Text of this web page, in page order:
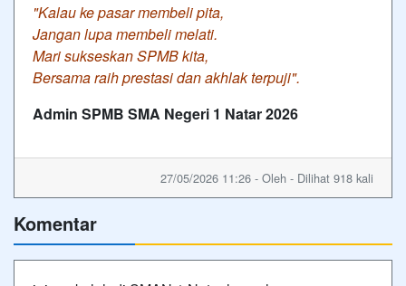
"Kalau ke pasar membeli pita,
Jangan lupa membeli melati.
Mari sukseskan SPMB kita,
Bersama raih prestasi dan akhlak terpuji".
Admin SPMB SMA Negeri 1 Natar 2026
27/05/2026 11:26 - Oleh - Dilihat 918 kali
Komentar